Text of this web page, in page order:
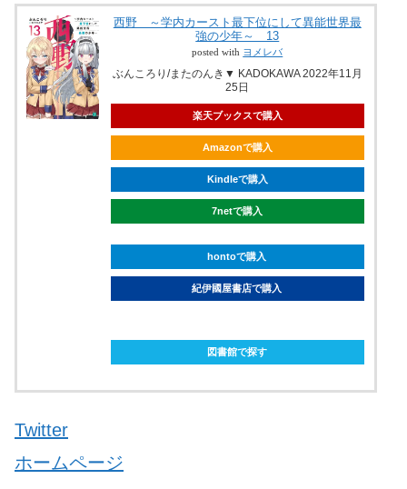
西野 ～学内カースト最下位にして異能世界最
強の少年～ 13
posted with ヨメレバ
ぶんころり/またのんき▼ KADOKAWA 2022年11月
25日
楽天ブックスで購入
Amazonで購入
Kindleで購入
7netで購入
hontoで購入
紀伊國屋書店で購入
図書館で探す
Twitter
ホームページ